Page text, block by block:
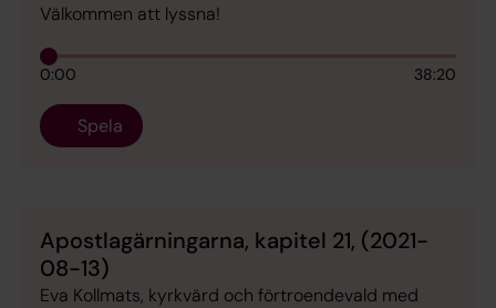
Välkommen att lyssna!
0:00 38:20
Spela
Apostlagärningarna, kapitel 21, (2021-
08-13)
Eva Kollmats, kyrkvärd och förtroendevald med